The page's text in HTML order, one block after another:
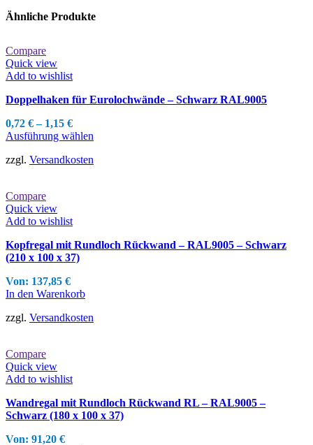
auf.
Produktseite
Ähnliche Produkte
Compare
Quick view
Add to wishlist
Doppelhaken für Eurolochwände – Schwarz RAL9005
0,72 €– 1,15 €
Ausführung wählen
weist
auf
zzgl. Versandkosten
Compare
Quick view
Add to wishlist
Kopfregal mit Rundloch Rückwand – RAL9005 – Schwarz
(210 x 100 x 37)
Von: 137,85 €
In den Warenkorb
zzgl. Versandkosten
Compare
Quick view
Add to wishlist
Wandregal mit Rundloch Rückwand RL – RAL9005 –
Schwarz (180 x 100 x 37)
Von: 91,20 €